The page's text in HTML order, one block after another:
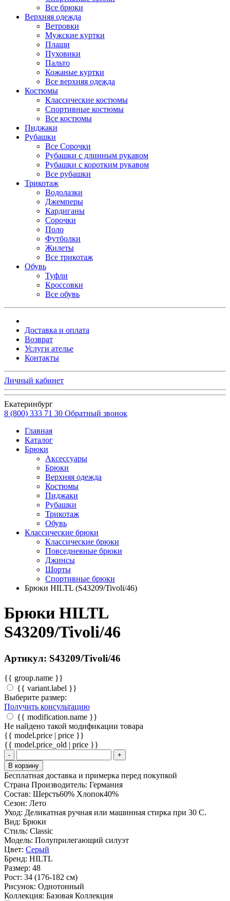
Все брюки
Верхняя одежда
Ветровки
Мужские куртки
Плащи
Пуховики
Пальто
Кожаные куртки
Все верхняя одежда
Костюмы
Классические костюмы
Спортивные костюмы
Все костюмы
Пиджаки
Рубашки
Все Сорочки
Рубашки с длинным рукавом
Рубашки с коротким рукавом
Все рубашки
Трикотаж
Водолазки
Джемперы
Кардиганы
Сорочки
Поло
Футболки
Жилеты
Все трикотаж
Обувь
Туфли
Кроссовки
Все обувь
Доставка и оплата
Возврат
Услуги ателье
Контакты
Личный кабинет
Екатеринбург
8 (800) 333 71 30 Обратный звонок
Главная
Каталог
Брюки
Аксессуары
Брюки
Верхняя одежда
Костюмы
Пиджаки
Рубашки
Трикотаж
Обувь
Классические брюки
Классические брюки
Повседневные брюки
Джинсы
Шорты
Спортивные брюки
Брюки HILTL (S43209/Tivoli/46)
Брюки HILTL
S43209/Tivoli/46
Артикул: S43209/Tivoli/46
{{ group.name }}
{{ variant.label }}
Выберите размер:
Получить консультацию
{{ modification.name }}
Не найдено такой модификации товара
{{ model.price | price }}
{{ model.price_old | price }}
-
+
В корзину
Бесплатная доставка и примерка перед покупкой
Страна Производитель: Германия
Состав: Шерсть60% Хлопок40%
Сезон: Лето
Уход: Деликатная ручная или машинная стирка при 30 С.
Вид: Брюки
Стиль: Classic
Модель: Полуприлегающий силуэт
Цвет: Серый
Бренд: HILTL
Размер: 48
Рост: 34 (176-182 см)
Рисунок: Однотонный
Коллекция: Базовая Коллекция